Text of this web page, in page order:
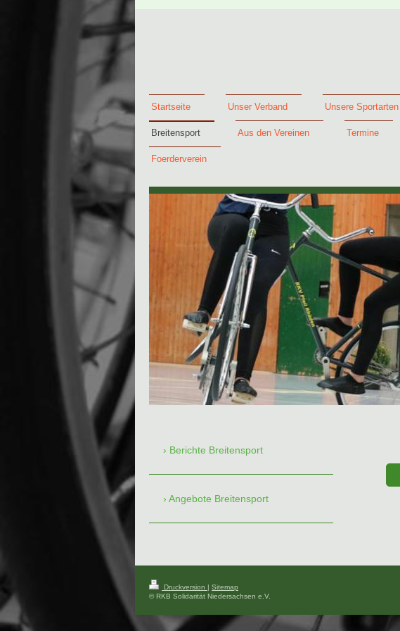
Startseite Unser Verband Unsere Sportarten
Breitensport Aus den Vereinen Termine
Foerderverein
Berichte Breitensport
Angebote Breitensport
Druckversion | Sitemap
© RKB Solidarität Niedersachsen e.V.